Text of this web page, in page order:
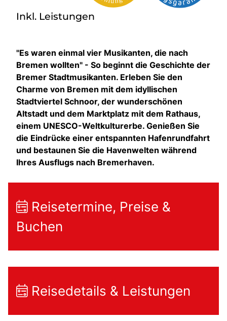
Inkl. Leistungen
"Es waren einmal vier Musikanten, die nach
Bremen wollten" - So beginnt die Geschichte der
Bremer Stadtmusikanten. Erleben Sie den
Charme von Bremen mit dem idyllischen
Stadtviertel Schnoor, der wunderschönen
Altstadt und dem Marktplatz mit dem Rathaus,
einem UNESCO-Weltkulturerbe. Genießen Sie
die Eindrücke einer entspannten Hafenrundfahrt
und bestaunen Sie die Havenwelten während
Ihres Ausflugs nach Bremerhaven.
Reisetermine, Preise &
Buchen
Reisedetails & Leistungen